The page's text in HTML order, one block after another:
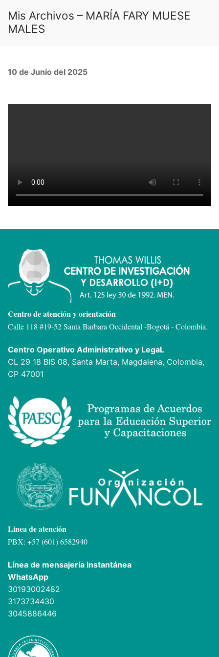
contenido
Mis Archivos – MARÍA FARY MUESE
MALES
10 de Junio del 2025
Centro de atención y orientación
Calle 118 #19-52 Santa Barbara Occidental -Bogotá - Colombia.
Centro Operativo Administrativo y LegaL
CL 29 18 BIS 08, Santa Marta, Magdalena, Colombia,
CP 47001
Linea de atención
PBX: +57 (601) 6582940
Línea de mensajería instantánea
WhatsApp
30193002482
3173734430
3045886446